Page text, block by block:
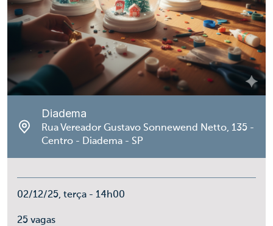
Diadema
Rua Vereador Gustavo Sonnewend Netto, 135 -
Centro - Diadema - SP
02/12/25, terça - 14h00
25 vagas